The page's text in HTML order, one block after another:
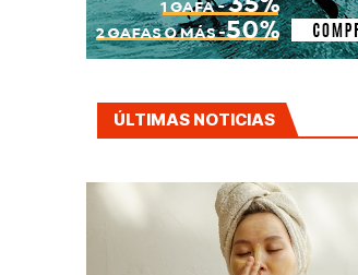
ÚLTIMAS NOTICIAS